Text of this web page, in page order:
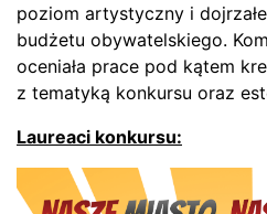
poziom artystyczny i
budżetu obywatelskiego.
oceniała prace pod kątem
z tematyką konkursu oraz
Laureaci konkursu: